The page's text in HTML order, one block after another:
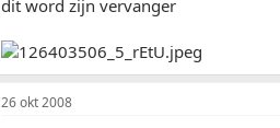
dit word zijn vervanger
26 okt 2008